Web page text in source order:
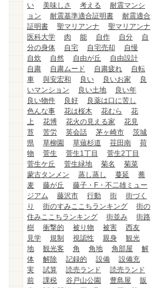
い
美味しさ 考える
耐震マンシ
ョン
耐震基準適合証明書
耐震適合
証明書
聖マリアンナ
聖マリアンナ
医科大学
肉 能 自作 自分
自
分の身体
自宅 自宅売却
自慢
自炊
自然 自由が丘
自由設計
自粛
自粛ムード 自粛疲れ
自転
車
與安宏和 良い 良いお家
良
いマンション
良い土地
良い年
良い物件
良好
良薬は口に苦し
色んな事
花は桜木 花むら
花
上
花博 花火の見える家
花見
苔
苦労 英会話 茅ヶ崎市
茨城
県
草柳園 草薙杉道 荏田南
荷
物
菅生 菅生1丁目
菅生2丁目
菅生ケ丘
菅生緑地 菊名
菊菜
蒙古タンメン
蒸し蒸し 蔓延
蕎
麦
藤が丘
藤子・F・不二雄ミュー
ジアム
藤沢市 行動 街
街づく
り
街のすみここちランキング
街の
住みここちランキング
街並み
街路
樹
衝撃的 被り物 被害
西友
見学
規制 視認性 親身
観光
地
観光客 角 角地 角部屋
解
体
解除 記録的 設備
設備充
実
試算 読売ランド
読売ランド
前
課税 谷戸山公園 豊島屋
販